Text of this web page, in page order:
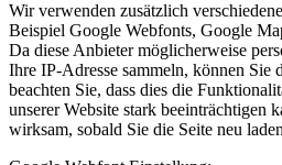
Wir verwenden zusätzlich
Beispiel Google Webfonts, Google
Da diese Anbieter möglicherweise
Ihre IP-Adresse sammeln, können Sie
beachten Sie, dass dies die
unserer Website stark beeinträchtigen
wirksam, sobald Sie die Seite neu